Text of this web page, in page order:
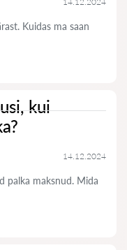
Kuidas ma saan
kui
14.12.2024
palka maksnud. Mida